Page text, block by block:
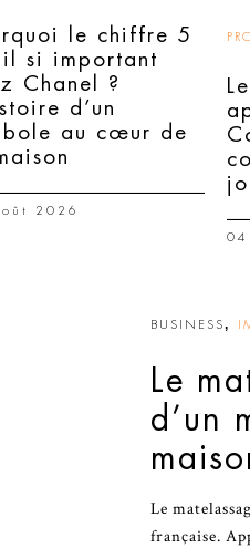
le chiffre 5
il si important
Chanel ?
d’un
au cœur de
2026
04
BUSINESS,
Le
d’un
Le
française.